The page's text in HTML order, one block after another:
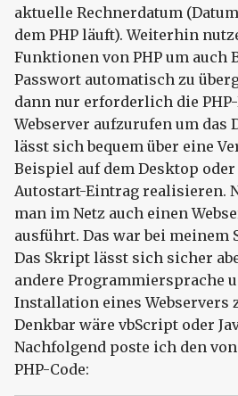
aktuelle Rechnerdatum
dem PHP läuft). Weiterhin
Funktionen von PHP um auch
Passwort automatisch zu
dann nur erforderlich die
Webserver aufzurufen um das
lässt sich bequem über eine
Beispiel auf dem Desktop
Autostart-Eintrag realisieren.
man im Netz auch einen
ausführt. Das war bei meinem
Das Skript lässt sich sicher
andere Programmiersprache
Installation eines Webservers
Denkbar wäre vbScript oder
Nachfolgend poste ich den
PHP-Code: